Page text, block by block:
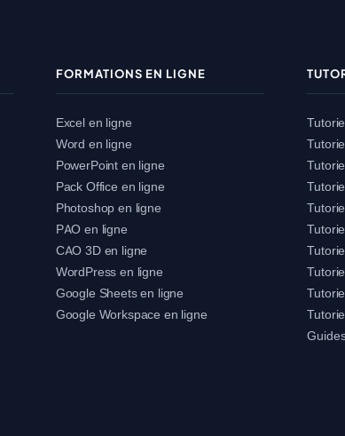
FORMATIONS EN LIGNE
Excel en ligne
Word en ligne
PowerPoint en ligne
Pack Office en ligne
Photoshop en ligne
PAO en ligne
CAO 3D en ligne
WordPress en ligne
Google Sheets en ligne
Google Workspace en ligne